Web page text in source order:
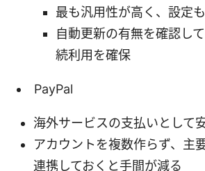
最も汎用性が高く、設定
自動更新の有無を確認し
続利用を確保
PayPal
海外サービスの支払いとして
アカウントを複数作らず、主
連携しておくと手間が減る